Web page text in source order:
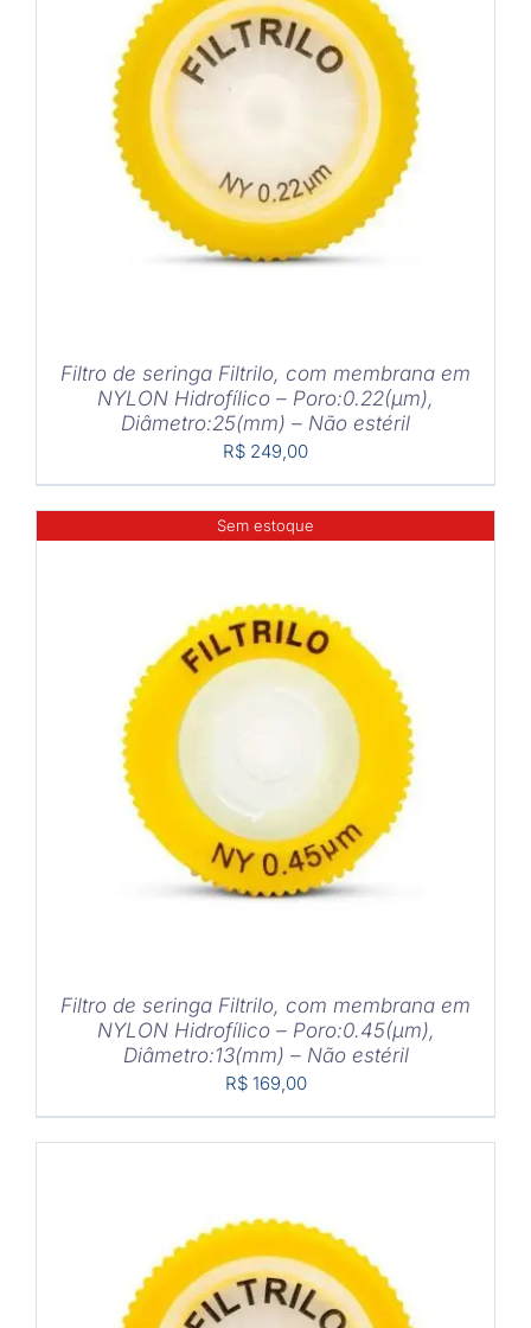
Filtro de seringa Filtrilo, com membrana em
NYLON Hidrofílico – Poro:0.22(μm),
Diâmetro:25(mm) – Não estéril
R$ 249,00
Sem estoque
Filtro de seringa Filtrilo, com membrana em
NYLON Hidrofílico – Poro:0.45(μm),
Diâmetro:13(mm) – Não estéril
R$169,00